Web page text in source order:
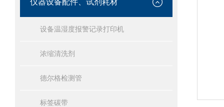
仪器设备配件、试剂耗材
设备温湿度报警记录打印机
浓缩清洗剂
德尔格检测管
标签碳带